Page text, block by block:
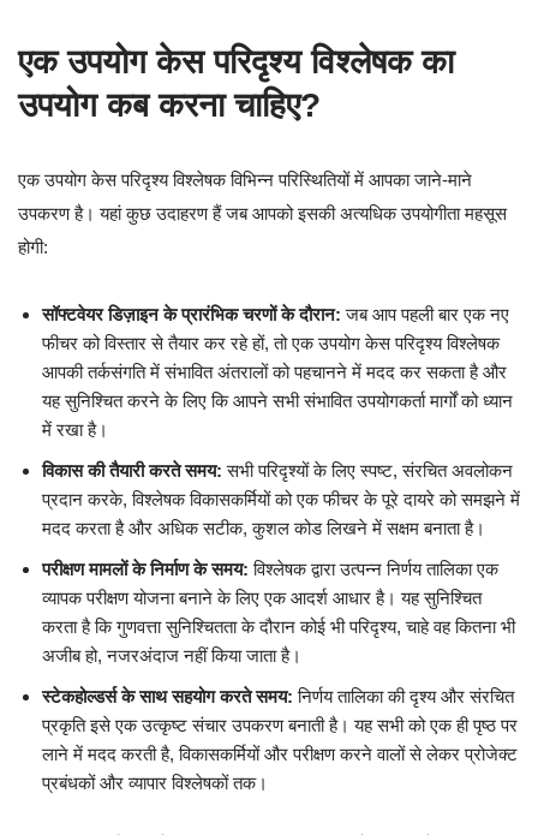
एक उपयोग केस परिदृश्य विश्लेषक का
उपयोग कब करना चाहिए?
एक उपयोग केस परिदृश्य विश्लेषक विभिन्न परिस्थितियों में आपका जाने-माने
उपकरण है। यहां कुछ उदाहरण हैं जब आपको इसकी अत्यधिक उपयोगीता महसूस
होगी:
सॉफ्टवेयर डिज़ाइन के प्रारंभिक चरणों के दौरान: जब आप पहली बार एक नए
फीचर को विस्तार से तैयार कर रहे हों, तो एक उपयोग केस परिदृश्य विश्लेषक
आपकी तर्कसंगति में संभावित अंतरालों को पहचानने में मदद कर सकता है और
यह सुनिश्चित करने के लिए कि आपने सभी संभावित उपयोगकर्ता मार्गों को ध्यान
में रखा है।
विकास की तैयारी करते समय: सभी परिदृश्यों के लिए स्पष्ट, संरचित अवलोकन
प्रदान करके, विश्लेषक विकासकर्मियों को एक फीचर के पूरे दायरे को समझने में
मदद करता है और अधिक सटीक, कुशल कोड लिखने में सक्षम बनाता है।
परीक्षण मामलों के निर्माण के समय: विश्लेषक द्वारा उत्पन्न निर्णय तालिका एक
व्यापक परीक्षण योजना बनाने के लिए एक आदर्श आधार है। यह सुनिश्चित
करता है कि गुणवत्ता सुनिश्चितता के दौरान कोई भी परिदृश्य, चाहे वह कितना भी
अजीब हो, नजरअंदाज नहीं किया जाता है।
स्टेकहोल्डर्स के साथ सहयोग करते समय: निर्णय तालिका की दृश्य और संरचित
प्रकृति इसे एक उत्कृष्ट संचार उपकरण बनाती है। यह सभी को एक ही पृष्ठ पर
लाने में मदद करती है, विकासकर्मियों और परीक्षण करने वालों से लेकर प्रोजेक्ट
प्रबंधकों और व्यापार विश्लेषकों तक।